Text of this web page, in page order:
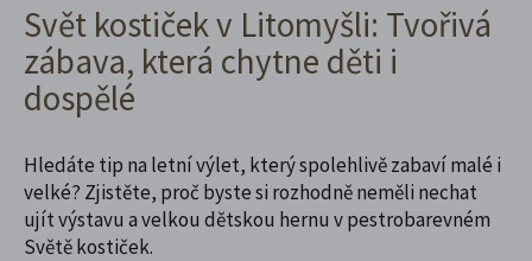
Svět kostiček v Litomyšli: Tvořivá
zábava, která chytne děti i
dospělé
Hledáte tip na letní výlet, který spolehlivě zabaví malé i
velké? Zjistěte, proč byste si rozhodně neměli nechat
ujít výstavu a velkou dětskou hernu v pestrobarevném
Světě kostiček.